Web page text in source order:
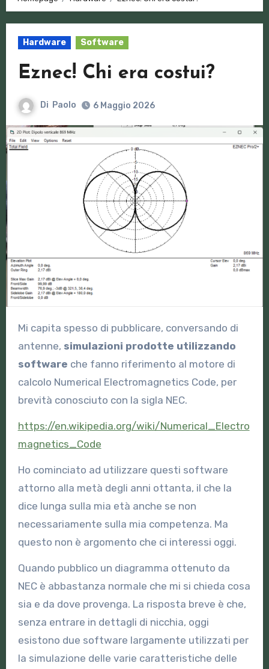
Hardware Software
Eznec! Chi era costui?
Di Paolo 6 Maggio 2026
Mi capita spesso di pubblicare, conversando di
antenne, simulazioni prodotte utilizzando
software che fanno riferimento al motore di
calcolo Numerical Electromagnetics Code, per
brevità conosciuto con la sigla NEC.
https://en.wikipedia.org/wiki/Numerical_Electro
magnetics_Code
Ho cominciato ad utilizzare questi software
attorno alla metà degli anni ottanta, il che la
dice lunga sulla mia età anche se non
necessariamente sulla mia competenza. Ma
questo non è argomento che ci interessi oggi.
Quando pubblico un diagramma ottenuto da
NEC è abbastanza normale che mi si chieda cosa
sia e da dove provenga. La risposta breve è che,
senza entrare in dettagli di nicchia, oggi
esistono due software largamente utilizzati per
la simulazione delle varie caratteristiche delle